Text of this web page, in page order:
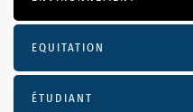
EQUITATION
ÉTUDIANT